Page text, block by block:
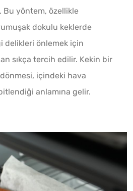
Bu yöntem, özellikle
dokulu keklerde
delikleri önlemek için
sıkça tercih edilir. Kekin bir
içindeki hava
anlamına gelir.